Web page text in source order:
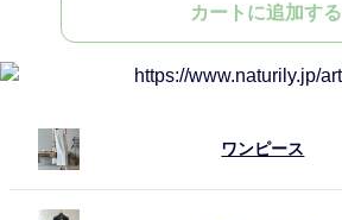
カートに追加する
ワンピース